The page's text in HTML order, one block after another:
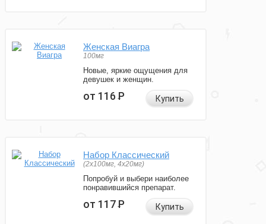
Женская Виагра
100мг
Новые, яркие ощущения для
девушек и женщин.
от 116Р Купить
Набор Классический
(2x100мг, 4x20мг)
Попробуй и выбери наиболее
понравившийся препарат.
от 117Р Купить